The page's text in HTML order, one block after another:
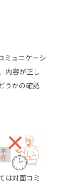
ミュニケーシ
内容が正し
うかの確認
は対面コミ